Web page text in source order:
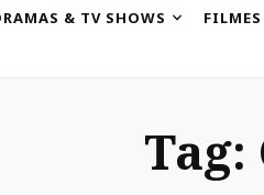
& TV SHOWS
Tag: